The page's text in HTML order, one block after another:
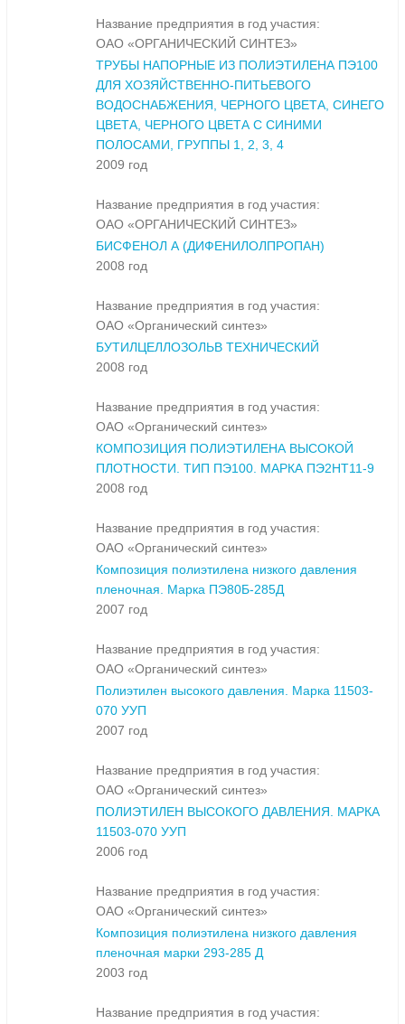
Название предприятия в год участия:
ОАО «ОРГАНИЧЕСКИЙ СИНТЕЗ»
ТРУБЫ НАПОРНЫЕ ИЗ ПОЛИЭТИЛЕНА ПЭ100
ДЛЯ ХОЗЯЙСТВЕННО-ПИТЬЕВОГО
ВОДОСНАБЖЕНИЯ, ЧЕРНОГО ЦВЕТА, СИНЕГО
ЦВЕТА, ЧЕРНОГО ЦВЕТА С СИНИМИ
ПОЛОСАМИ, ГРУППЫ 1, 2, 3, 4
2009 год
Название предприятия в год участия:
ОАО «ОРГАНИЧЕСКИЙ СИНТЕЗ»
БИСФЕНОЛ А (ДИФЕНИЛОЛПРОПАН)
2008 год
Название предприятия в год участия:
ОАО «Органический синтез»
БУТИЛЦЕЛЛОЗОЛЬВ ТЕХНИЧЕСКИЙ
2008 год
Название предприятия в год участия:
ОАО «Органический синтез»
КОМПОЗИЦИЯ ПОЛИЭТИЛЕНА ВЫСОКОЙ
ПЛОТНОСТИ. ТИП ПЭ100. МАРКА ПЭ2НТ11-9
2008 год
Название предприятия в год участия:
ОАО «Органический синтез»
Композиция полиэтилена низкого давления
пленочная. Марка ПЭ80Б-285Д
2007 год
Название предприятия в год участия:
ОАО «Органический синтез»
Полиэтилен высокого давления. Марка 11503-
070 УУП
2007 год
Название предприятия в год участия:
ОАО «Органический синтез»
ПОЛИЭТИЛЕН ВЫСОКОГО ДАВЛЕНИЯ. МАРКА
11503-070 УУП
2006 год
Название предприятия в год участия:
ОАО «Органический синтез»
Композиция полиэтилена низкого давления
пленочная марки 293-285 Д
2003 год
Название предприятия в год участия: